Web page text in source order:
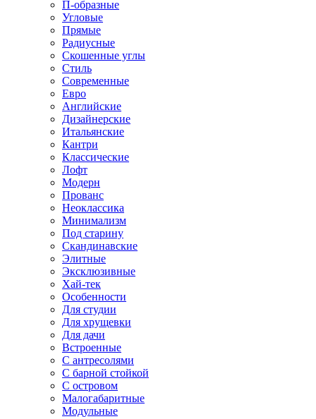
П-образные
Угловые
Прямые
Радиусные
Скошенные углы
Стиль
Современные
Евро
Английские
Дизайнерские
Итальянские
Кантри
Классические
Лофт
Модерн
Прованс
Неоклассика
Минимализм
Под старину
Скандинавские
Элитные
Эксклюзивные
Хай-тек
Особенности
Для студии
Для хрущевки
Для дачи
Встроенные
С антресолями
С барной стойкой
С островом
Малогабаритные
Модульные